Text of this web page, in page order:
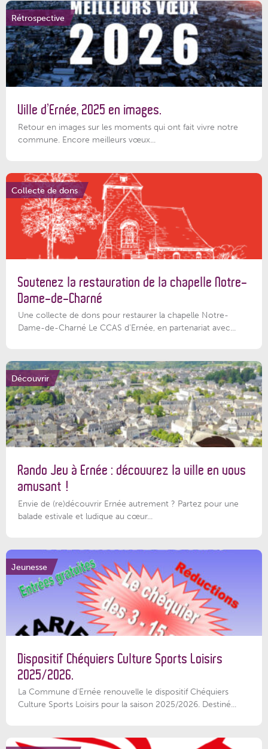
Rétrospective
Ville d’Ernée, 2025 en images.
Retour en images sur les moments qui ont fait vivre notre
commune. Encore meilleurs vœux...
Collecte de dons
Soutenez la restauration de la chapelle Notre-
Dame-de-Charné
Une collecte de dons pour restaurer la chapelle Notre-
Dame-de-Charné Le CCAS d’Ernée, en partenariat avec...
Découvrir
Rando Jeu à Ernée : découvrez la ville en vous
amusant !
Envie de (re)découvrir Ernée autrement ? Partez pour une
balade estivale et ludique au cœur...
Jeunesse
Dispositif Chéquiers Culture Sports Loisirs
2025/2026.
La Commune d'Ernée renouvelle le dispositif Chéquiers
Culture Sports Loisirs pour la saison 2025/2026. Destiné...